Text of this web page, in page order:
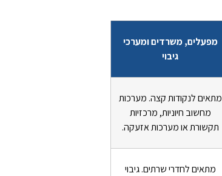
מפעלים, משרדים ומערכי
גיבוי
מתאים לנקודות קצה. מערכות
מחשוב חיוניות, מרכזיות
תקשורת או מערכות אזעקה.
מתאים לחדרי שרתים. גיבוי